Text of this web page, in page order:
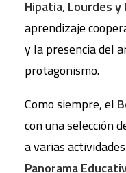
Hipatia, Lourdes
aprendizaje
y la presencia del
protagonismo.
Como siempre, el
con una selección
a varias
Panorama